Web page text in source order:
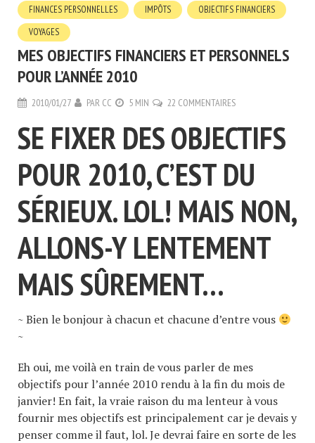
FINANCES PERSONNELLES IMPÔTS
OBJECTIFS FINANCIERS
VOYAGES
MES OBJECTIFS FINANCIERS ET PERSONNELS
POUR L’ANNÉE 2010
2010/01/27 PAR CC 5 MIN 22 COMMENTAIRES
SE FIXER DES OBJECTIFS
POUR 2010, C’EST DU
SÉRIEUX. LOL! MAIS NON,
ALLONS-Y LENTEMENT
MAIS SÛREMENT…
~ Bien le bonjour à chacun et chacune d’entre vous
~
Eh oui, me voilà en train de vous parler de mes
objectifs pour l’année 2010 rendu à la fin du mois de
janvier! En fait, la vraie raison du ma lenteur à vous
fournir mes objectifs est principalement car je devais y
penser comme il faut, lol. Je devrai faire en sorte de les